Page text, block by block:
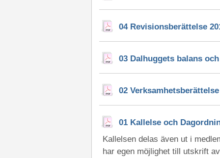
04 Revisionsberättelse
03 Dalhuggets balans
02 Verksamhetsberättelse
01 Kallelse och
Kallelsen delas även ut i
har egen möjlighet till utskrift